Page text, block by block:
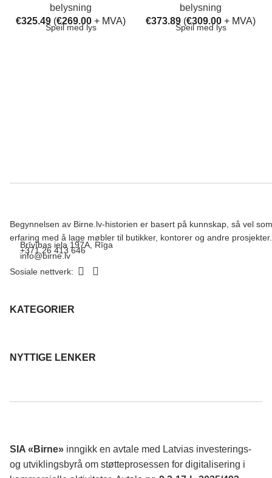
belysning
€325.49 (€269.00 + MVA)
Speil med lys
belysning
€373.89 (€309.00 + MVA)
Speil med lys
Begynnelsen av Birne.lv-historien er basert på kunnskap, så vel som
erfaring med å lage møbler til butikker, kontorer og andre prosjekter.
Brīvības iela 197A, Rīga
+371 26 413 646
info@birne.lv
Sosiale nettverk:
KATEGORIER
NYTTIGE LENKER
SIA «Birne» inngikk en avtale med Latvias investerings-
og utviklingsbyrå om støtteprosessen for digitalisering i